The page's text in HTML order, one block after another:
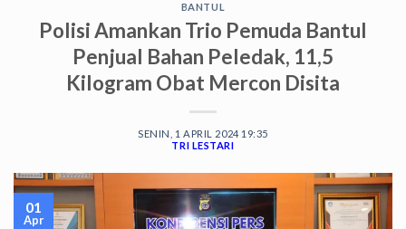
BANTUL
Polisi Amankan Trio Pemuda Bantul
Penjual Bahan Peledak, 11,5
Kilogram Obat Mercon Disita
SENIN, 1 APRIL 2024 19:35
TRI LESTARI
01
Apr